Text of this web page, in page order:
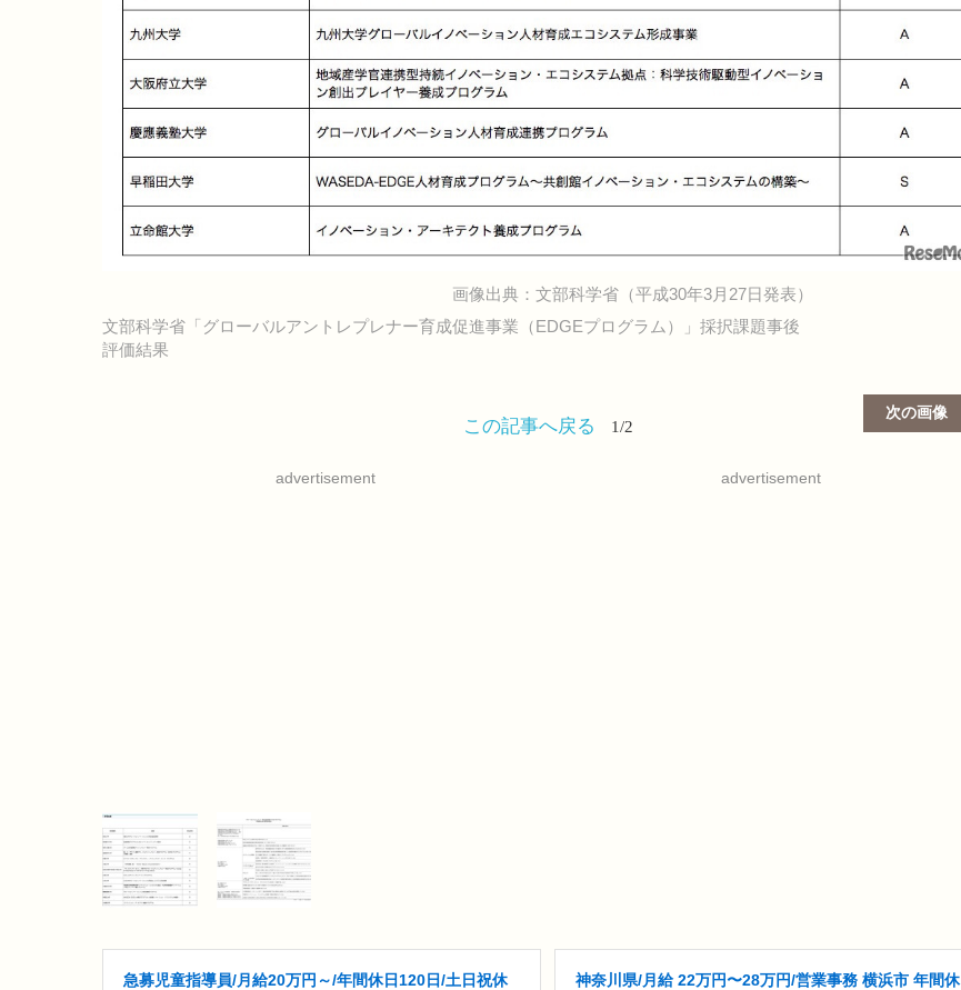
画像出典：文部科学省（平成30年3月27日発表）
文部科学省「グローバルアントレプレナー育成促進事業（EDGEプログラム）」採択課題事後
評価結果
次の画像
この記事へ戻る 1/2
advertisement advertisement
急募児童指導員/月給20万円～/年間休日120日/土日祝休
神奈川県/月給 22万円〜28万円/営業事務 横浜市 年間休